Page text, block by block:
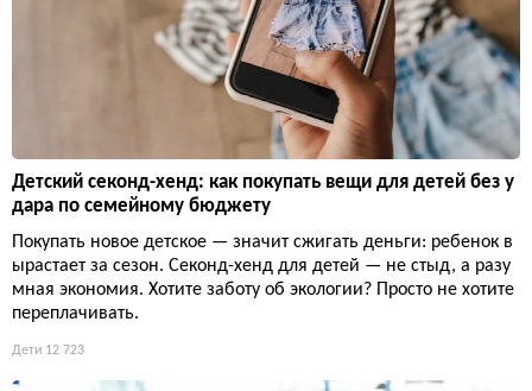
Детский секонд-хенд: как покупать вещи для детей без у
дара по семейному бюджету
Покупать новое детское — значит сжигать деньги: ребенок в
ырастает за сезон. Секонд-хенд для детей — не стыд, а разу
мная экономия. Хотите заботу об экологии? Просто не хотите
переплачивать.
Дети 12 723